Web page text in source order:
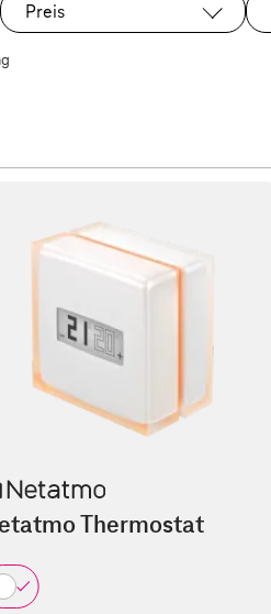
Preis
Thermostat